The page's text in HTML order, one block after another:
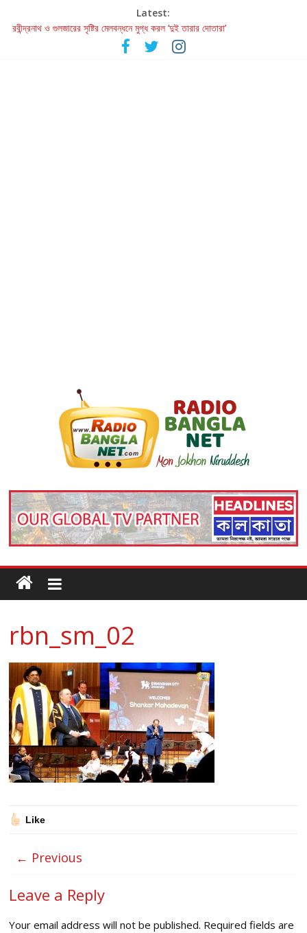
Latest:
রবীন্দ্রনাথ ও গুলজারের সৃষ্টির মেলবন্ধনে মুগ্ধ করল ‘দুই তারার দোতারা’
কলের গান থেকে রীলস্ — বাঙালির গান শোনার বিবর্তনের গল্প
জগন্নাথমঙ্গলম্ — বাংলায় প্রথমবার মঞ্চে এবার রথযাত্রার উদযাপন
rbn_sm_02
Like
← Previous
Leave a Reply
Your email address will not be published. Required fields are